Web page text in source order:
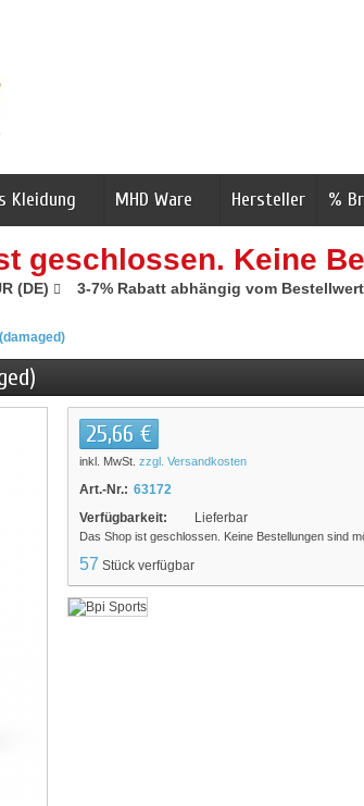
Kleidung MHD Ware Hersteller %
geschlossen. Keine
(DE) 3-7% Rabatt abhängig vom Bestellwert
25,66 €
inkl. MwSt. zzgl. Versandkosten
Art.-Nr.: 63172
Verfügbarkeit:
Lieferbar
Das Shop ist geschlossen. Keine Bestellungen sind
57 Stück verfügbar